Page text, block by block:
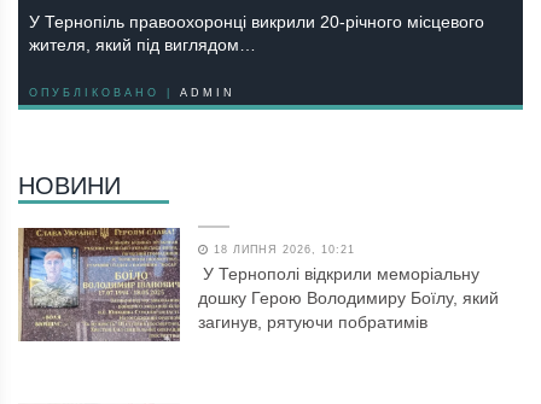
У Тернопіль правоохоронці викрили 20-річного місцевого
жителя, який під виглядом…
ОПУБЛІКОВАНО | ADMIN
НОВИНИ
18 ЛИПНЯ 2026, 10:21
У Тернополі відкрили меморіальну
дошку Герою Володимиру Боїлу, який
загинув, рятуючи побратимів